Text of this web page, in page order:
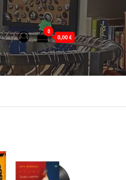
0
0,00€